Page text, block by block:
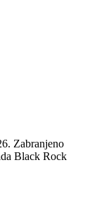
Zabranjeno
Black Rock